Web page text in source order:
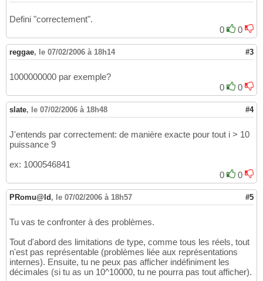
Defini "correctement".
0
0
reggae, le 07/02/2006 à 18h14 #3
1000000000 par exemple?
0
0
slate, le 07/02/2006 à 18h48 #4
J'entends par correctement: de manière exacte pour tout i > 10
puissance 9
ex: 1000546841
0
0
PRomu@ld , le 07/02/2006 à 18h57 #5
Tu vas te confronter à des problèmes.
Tout d'abord des limitations de type, comme tous les réels, tout
n'est pas représentable (problèmes liée aux représentations
internes). Ensuite, tu ne peux pas afficher indéfiniment les
décimales (si tu as un 10^10000, tu ne pourra pas tout afficher).